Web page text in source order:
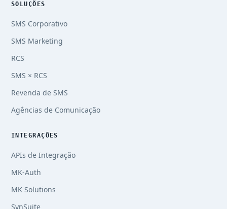
SOLUÇÕES
SMS Corporativo
SMS Marketing
RCS
SMS × RCS
Revenda de SMS
Agências de Comunicação
INTEGRAÇÕES
APIs de Integração
MK-Auth
MK Solutions
SynSuite